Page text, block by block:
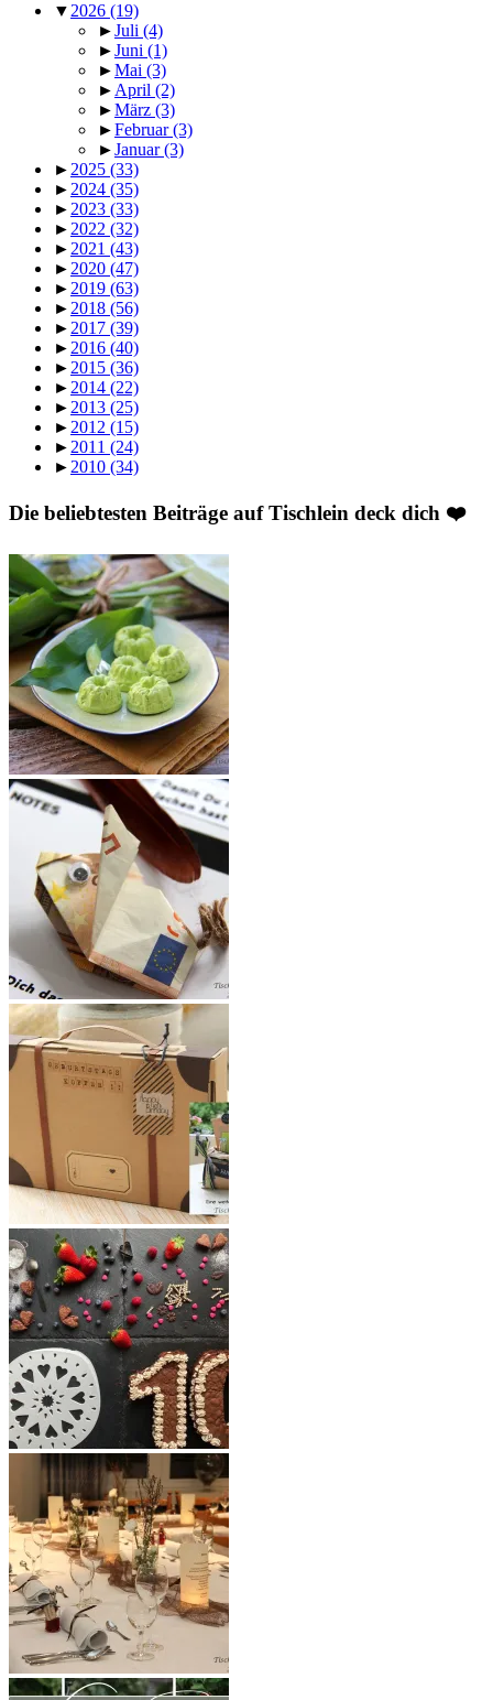
▼2026 (19)
►Juli (4)
►Juni (1)
►Mai (3)
►April (2)
►März (3)
►Februar(3)
►Januar(3)
►2025 (33)
►2024 (35)
►2023 (33)
►2022 (32)
►2021 (43)
►2020 (47)
►2019 (63)
►2018 (56)
►2017 (39)
►2016 (40)
►2015 (36)
►2014 (22)
►2013 (25)
►2012 (15)
►2011 (24)
►2010 (34)
Die beliebtesten Beiträge auf Tischlein deck dich ❤️